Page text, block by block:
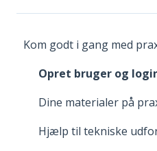
Kom godt i gang med
Opret bruger og
Dine materialer på
Hjælp til tekniske